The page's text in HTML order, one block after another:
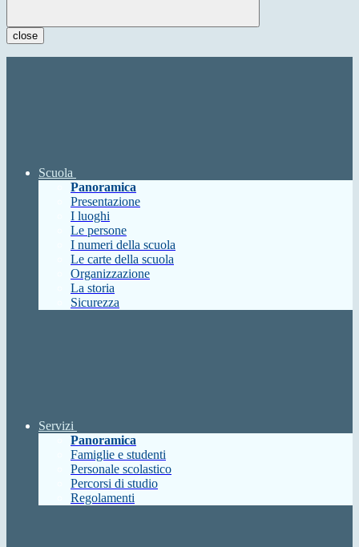
close
Scuola
Panoramica
Presentazione
I luoghi
Le persone
I numeri della scuola
Le carte della scuola
Organizzazione
La storia
Sicurezza
Servizi
Panoramica
Famiglie e studenti
Personale scolastico
Percorsi di studio
Regolamenti